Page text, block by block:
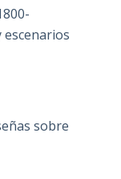
escenarios
sobre